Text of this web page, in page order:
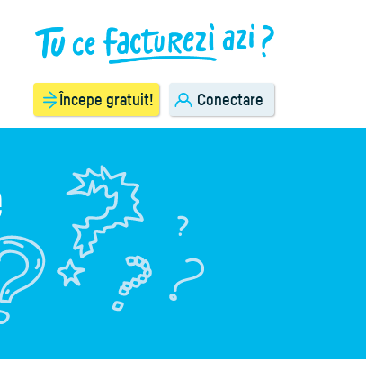
Începe gratuit! Conectare